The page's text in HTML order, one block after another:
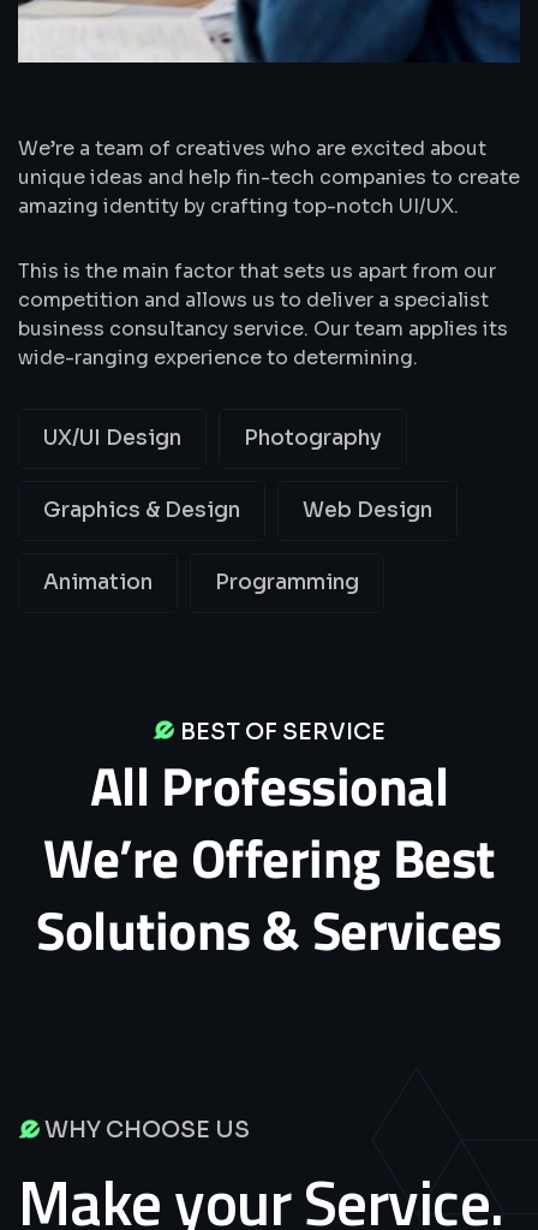
We’re a team of creatives who are excited about
unique ideas and help fin-tech companies to create
amazing identity by crafting top-notch UI/UX.
This is the main factor that sets us apart from our
competition and allows us to deliver a specialist
business consultancy service. Our team applies its
wide-ranging experience to determining.
UX/UI Design Photography
Graphics & Design Web Design
Animation Programming
BEST OF SERVICE
All Professional
We’reOfferingBest
Solutions&Services
WHY CHOOSE US
Make your Service.